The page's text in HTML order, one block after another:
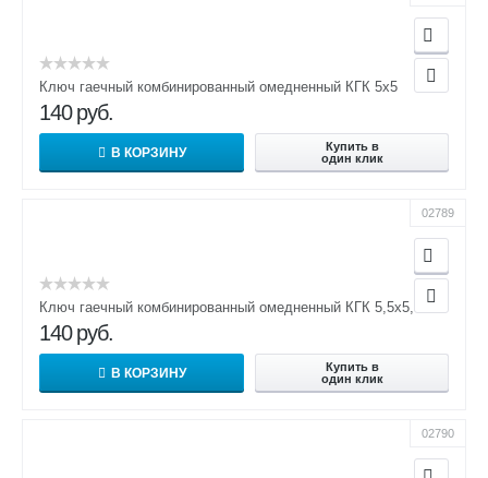
Ключ гаечный комбинированный омедненный КГК 5х5
140 руб.
В КОРЗИНУ
Купить в
один клик
02789
Ключ гаечный комбинированный омедненный КГК 5,5х5,5
140 руб.
В КОРЗИНУ
Купить в
один клик
02790